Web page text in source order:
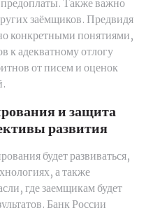
Также важно
заёмщиков. Предвидя
конкретными понятиями,
к адекватному отлогу
от писем и оценок
и защита
развития
будет развиваться,
а также
где заемщикам будет
Банк России